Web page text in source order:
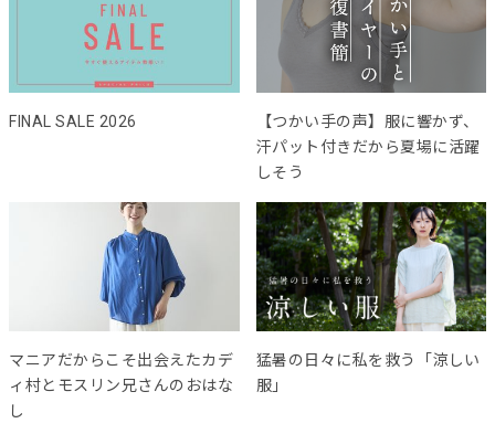
FINAL SALE 2026
【つかい手の声】服に響かず、
汗パット付きだから夏場に活躍
しそう
マニアだからこそ出会えたカデ
ィ村とモスリン兄さんのおはな
し
猛暑の日々に私を救う「涼しい
服」